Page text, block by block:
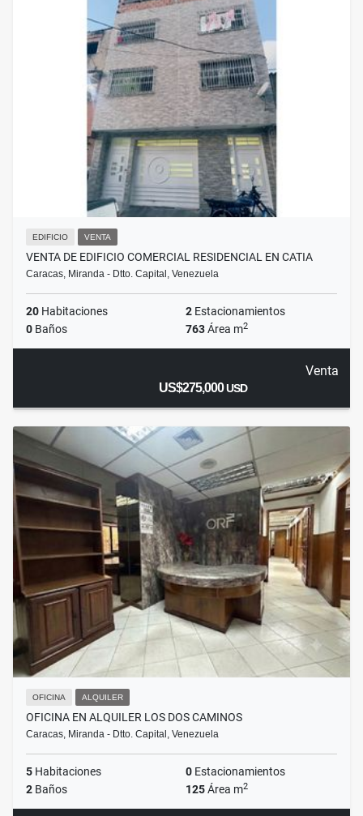
EDIFICIO VENTA
VENTA DE EDIFICIO COMERCIAL RESIDENCIAL EN CATIA
Caracas, Miranda - Dtto. Capital, Venezuela
20 Habitaciones 2 Estacionamientos
0 Baños 763Área m2
Venta
US$275,000USD
OFICINA ALQUILER
OFICINA EN ALQUILER LOS DOS CAMINOS
Caracas, Miranda - Dtto. Capital, Venezuela
5 Habitaciones 0 Estacionamientos
2 Baños 125Área m2